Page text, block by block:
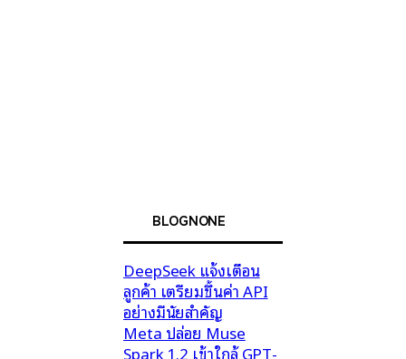
BLOGNONE
DeepSeek แจ้งเตือน
ลูกค้า เตรียมขึ้นค่า API
อย่างมีนัยสำคัญ
Meta ปล่อย Muse
Spark 1.2 เข้าใกล้ GPT-